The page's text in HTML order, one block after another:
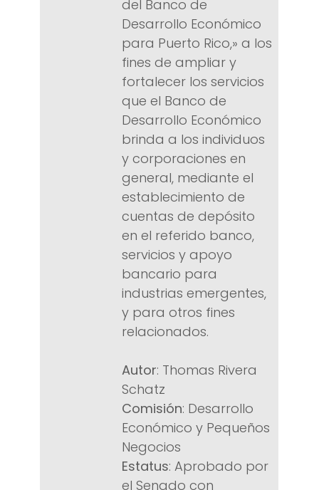
del Banco de
Desarrollo Económico
para Puerto Rico,» a los
fines de ampliar y
fortalecer los servicios
que el Banco de
Desarrollo Económico
brinda a los individuos
y corporaciones en
general, mediante el
establecimiento de
cuentas de depósito
en el referido banco,
servicios y apoyo
bancario para
industrias emergentes,
y para otros fines
relacionados.
Autor: Thomas Rivera
Schatz
Comisión: Desarrollo
Económico y Pequeños
Negocios
Estatus: Aprobado por
el Senado con